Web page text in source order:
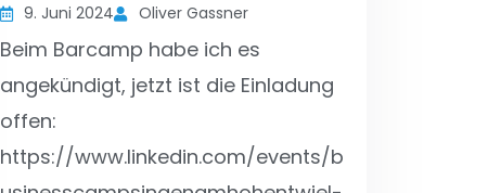
9. Juni 2024 Oliver Gassner
Beim Barcamp habe ich es
angekündigt, jetzt ist die Einladung
offen:
https://www.linkedin.com/events/b